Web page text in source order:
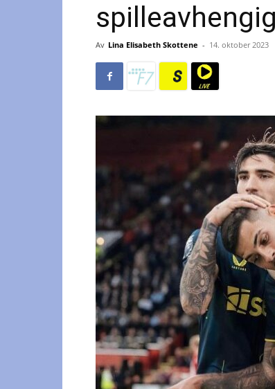
Av Lina Elisabeth Skottene - 14. oktober 2023